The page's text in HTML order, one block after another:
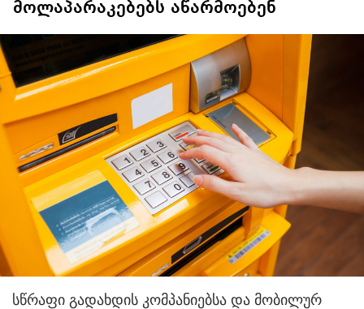
მოლაპარაკებებს აწარმოებენ
სწრაფი გადახდის კომპანიებსა და მობილურ